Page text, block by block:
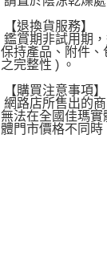
【退換貨服務】
鑑賞期非試用期
保持產品、附件
之完整性 ) 。
【購買注意事項】
網路店所售出的
無法在全國佳瑪
體門市價格不同時